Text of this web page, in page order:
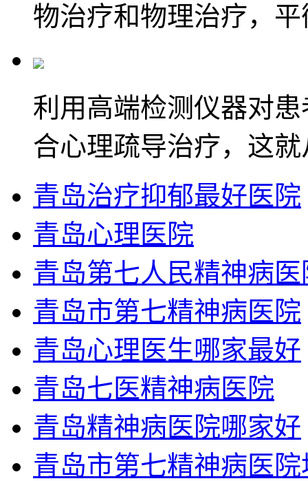
物治疗和物理治疗，
利用高端检测仪器对
合心理疏导治疗，这
青岛治疗抑郁最好医院
青岛心理医院
青岛第七人民精神病
青岛市第七精神病医院
青岛心理医生哪家最好
青岛七医精神病医院
青岛精神病医院哪家好
青岛市第七精神病医院